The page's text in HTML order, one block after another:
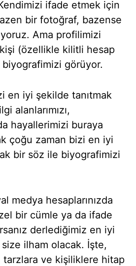
ifade etmek için
bir fotoğraf, bazense
Ama profilimizi
(özellikle kilitli hesap
biyografimizi görüyor.
en iyi şekilde tanıtmak
alanlarımızı,
hayallerimizi buraya
çoğu zaman bizi en iyi
bir söz ile biyografimizi
medya hesaplarınızda
bir cümle ya da ifade
derlediğimiz en iyi
ilham olacak. İşte,
tarzlara ve kişiliklere hitap